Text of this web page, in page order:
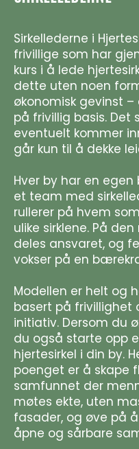
Sirkellederne i
frivillige som har
kurs i å lede
dette uten noen
økonomisk gevinst –
på frivillig basis. Det
eventuelt kommer
går kun til å dekke
Hver by har en egen
et team med
rullerer på hvem
ulike sirklene. På
deles ansvaret, og
vokser på en
Modellen er helt og
basert på frivillighet
initiativ. Dersom du
du også starte opp
hjertesirkel i din by.
poenget er å skape
samfunnet der
møtes ekte, uten
fasader, og øve på
åpne og sårbare